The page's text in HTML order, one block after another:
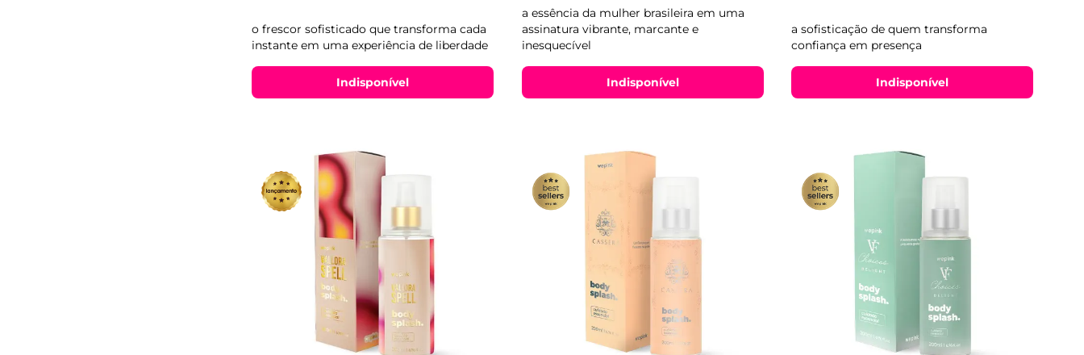
o frescor sofisticado que transforma cada
instante em uma experiência de liberdade
Indisponível
a essência da mulher brasileira em uma
assinatura vibrante, marcante e
inesquecível
Indisponível
a sofisticação de quem transforma
confiança em presença
Indisponível